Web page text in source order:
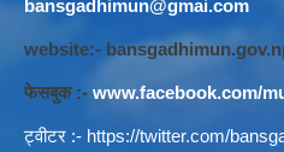
bansgadhimun@gmai.com
website:-
फेसबुक :- www.facebook.com/
ट्वीटर :- https://twitter.com/